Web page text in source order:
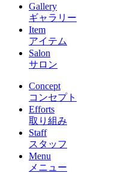
Gallery
ギャラリー
Item
アイテム
Salon
サロン
Concept
コンセプト
Efforts
取り組み
Staff
スタッフ
Menu
メニュー